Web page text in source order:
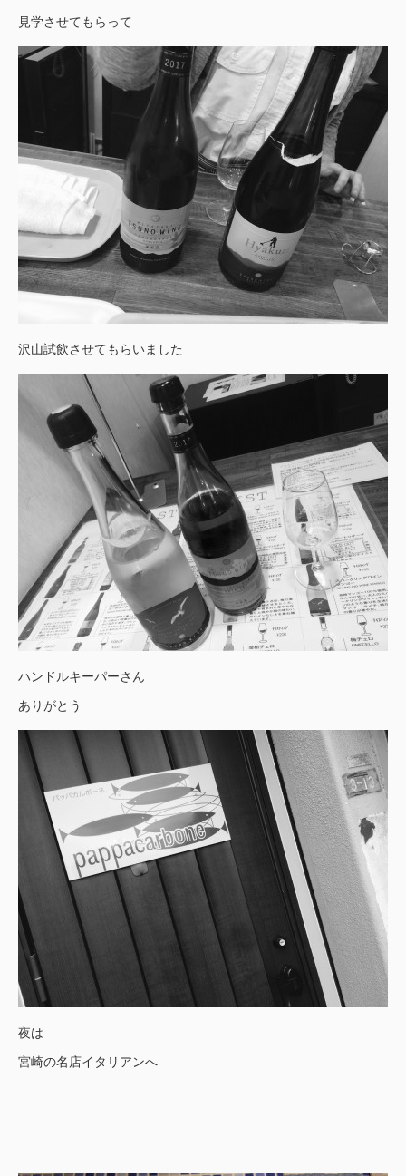
見学させてもらって
沢山試飲させてもらいました
ハンドルキーパーさん
ありがとう
夜は
宮崎の名店イタリアンへ